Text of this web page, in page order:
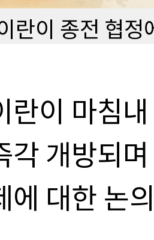
란이 종전 협정
란이 마침
각 개방되
에 대한 논